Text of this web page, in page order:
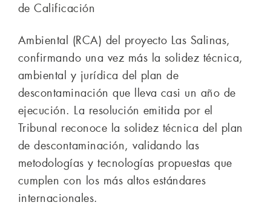
de Calificación
Ambiental (RCA) del proyecto Las Salinas,
confirmando una vez más la solidez técnica,
ambiental y jurídica del plan de
descontaminación que lleva casi un año de
ejecución. La resolución emitida por el
Tribunal reconoce la solidez técnica del plan
de descontaminación, validando las
metodologías y tecnologías propuestas que
cumplen con los más altos estándares
internacionales.